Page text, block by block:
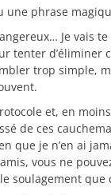
une phrase
Je vais
tenter d’éliminer
trop simple,
et, en
de ces
que je n’en ai
vous ne
soulagement que